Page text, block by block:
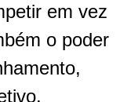
em vez
o poder